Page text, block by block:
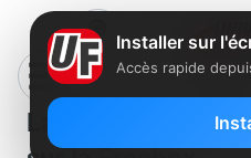
Lancement de
Installer sur
Accès rapide